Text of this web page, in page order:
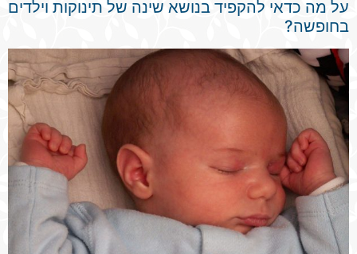
על מה כדאי להקפיד בנושא שינה של תינוקות וילדים
בחופשה?